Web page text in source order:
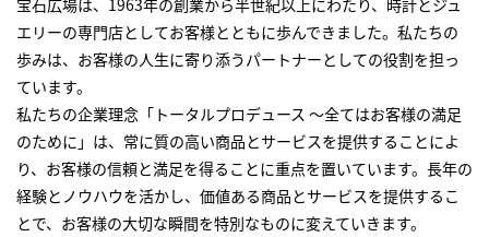
宝石広場は、1963年の創業から半世紀以上にわたり、時計とジュ
エリーの専門店としてお客様とともに歩んできました。私たちの
歩みは、お客様の人生に寄り添うパートナーとしての役割を担っ
ています。
私たちの企業理念「トータルプロデュース ～全てはお客様の満足
のために」は、常に質の高い商品とサービスを提供することによ
り、お客様の信頼と満足を得ることに重点を置いています。長年の
経験とノウハウを活かし、価値ある商品とサービスを提供するこ
とで、お客様の大切な瞬間を特別なものに変えていきます。